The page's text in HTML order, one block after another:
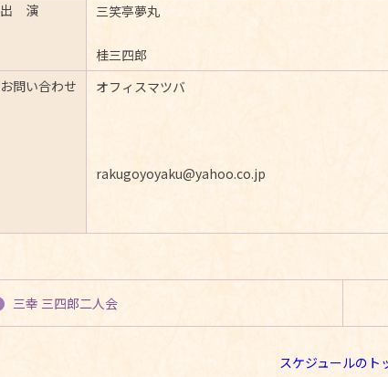
出 演
三笑亭夢丸
桂三四郎
お問い合わせ
オフィスマツバ
rakugoyoyaku@yahoo.co.jp
三幸 三四郎二人会
スケジュールのト